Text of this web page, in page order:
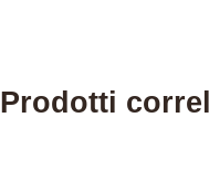
Prodotti